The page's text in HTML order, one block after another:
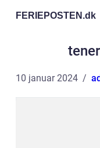
FERIEPOSTEN.dk
10 januar 2024